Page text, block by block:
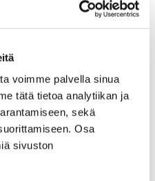
voimme palvella sinua
tätä tietoa analytiikan ja
sekä
Osa
sivuston
talvisin
pensaineen. Lisäksi
kulkukäytävät sekä
uuden rakentuvan
siitä odotetaan